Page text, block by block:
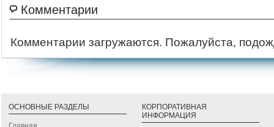
Комментарии
Комментарии загружаются. Пожалуйста,
ОСНОВНЫЕ РАЗДЕЛЫ
КОРПОРАТИВНАЯ
ИНФОРМАЦИЯ